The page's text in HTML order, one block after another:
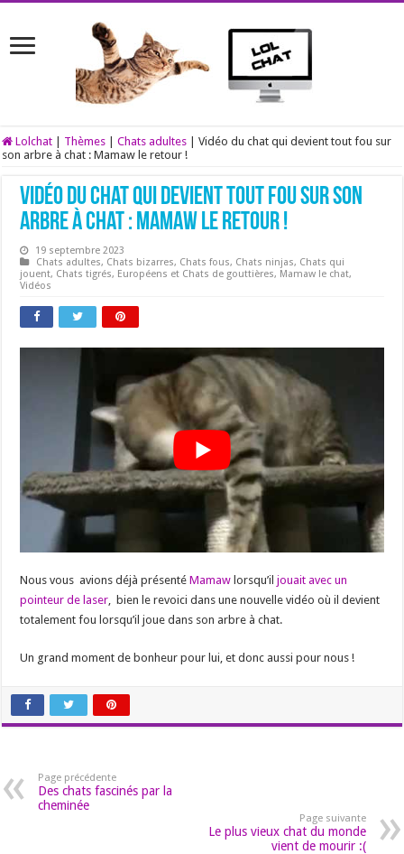
Lolchat Thèmes Chats adultes
Vidéo du chat qui devient tout fou sur
son arbre à chat : Mamaw le retour !
Vidéo du chat qui devient tout fou sur son
arbre à chat : Mamaw le retour !
19 septembre 2023
Chats adultes, Chats bizarres, Chats fous, Chats ninjas, Chats qui
jouent, Chats tigrés, Européens et Chats de gouttières, Mamaw le chat,
Vidéos
Nous vous avions déjà présentéMamaw lorsqu’iljouait avec un
pointeur de laser , bien le revoici dans une nouvelle vidéo où il devient
totalement fou lorsqu’il joue dans son arbre à chat.
Un grand moment de bonheur pour lui, et donc aussi pour nous !
Page précédente
Des chats fascinés par la
cheminée
Page suivante
Le plus vieux chat du monde
vient de mourir :(